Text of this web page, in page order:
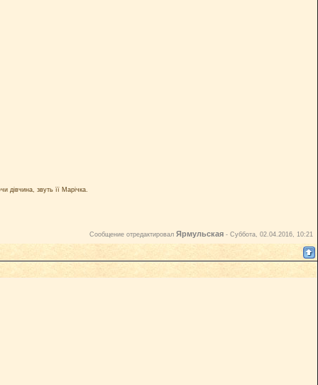
дівчина, звуть її Марічка.
Сообщение отредактировал Ярмульская - Суббота, 02.04.2016, 10:21